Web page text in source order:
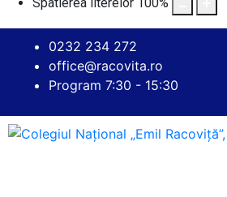
0232 234 272
office@racovita.ro
Program 7:30 - 15:30